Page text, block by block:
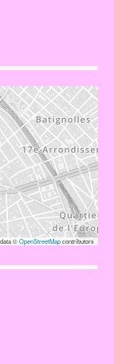
©OpenStreetMapcontributors